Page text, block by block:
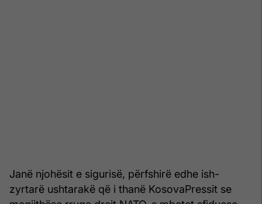
Janë njohësit e sigurisë, përfshirë edhe ish-
zyrtarë ushtarakë që i thanë KosovaPressit se